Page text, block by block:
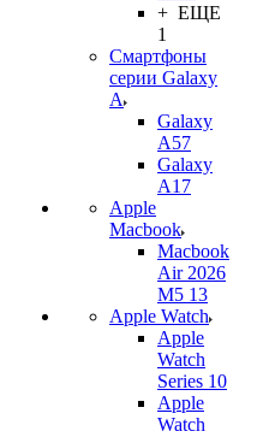
+ ЕЩЕ
1
Смартфоны
серии Galaxy
A
Galaxy
A57
Galaxy
A17
Apple
Macbook
Macbook
Air 2026
M5 13
Apple Watch
Apple
Watch
Series 10
Apple
Watch